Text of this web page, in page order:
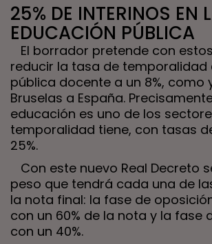
25% DE INTERINOS EN
EDUCACIÓN PÚBLICA
El borrador pretende con
reducir la tasa de temporalidad
pública docente a un 8%, como
Bruselas a España.
educación es uno de los
temporalidad tiene, con tasas
25%.
Con este nuevo Real Decreto
peso que tendrá cada una de
la nota final: la fase de
con un 60% de la nota y la fase
con un 40%.